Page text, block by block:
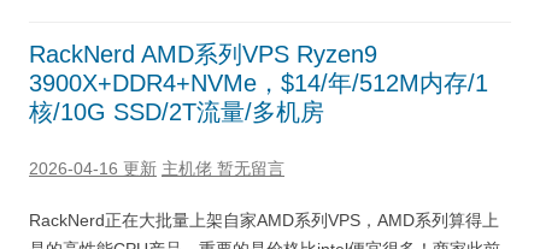
RackNerd AMD系列VPS Ryzen9
3900X+DDR4+NVMe，$14/年/512M内存/1
核/10G SSD/2T流量/多机房
2026-04-16 更新 主机佬 暂无留言
RackNerd正在大批量上架自家AMD系列VPS，AMD系列算得上